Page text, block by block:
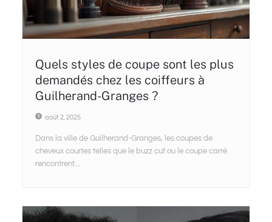
Quels styles de coupe sont les plus
demandés chez les coiffeurs à
Guilherand-Granges ?
août 2, 2025
Dans la ville de Guilherand-Granges, les coupes de
cheveux courtes telles que le buzz cut ou le coupe carré
rencontrent...